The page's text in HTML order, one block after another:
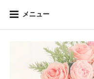
メニュー